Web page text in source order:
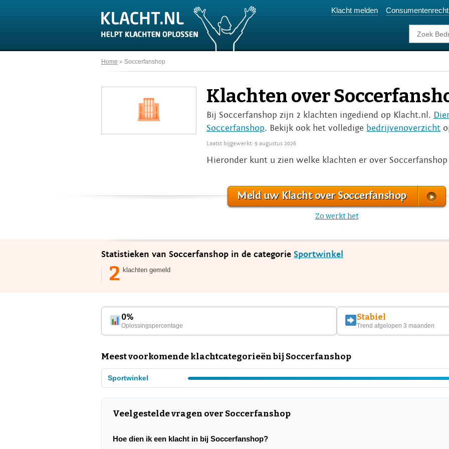
Klacht melden Consumentenrecht
Home Soccerfanshop
Klachten over
Bij Soccerfanshop zijn 2 klachten ingediend op Klacht.nl.
Soccerfanshop. Bekijk ook het volledige bedrijvenoverzicht
Laatst bijgewerkt: 9 augustus 2026
Hieronder kunt u zien welke klachten er over
Meld uw Klacht over Soccerfanshop
Zo werkt het
Statistieken van Soccerfanshop in de categorie Sportwinkel
2 klachten gemeld
0%
Oplossingspercentage
Stabiel
Trend afgelopen 3 maanden
Meest voorkomende klachtcategorieën bij Soccerfanshop
Sportwinkel
Veelgestelde vragen over Soccerfanshop
Hoe dien ik een klacht in bij Soccerfanshop?